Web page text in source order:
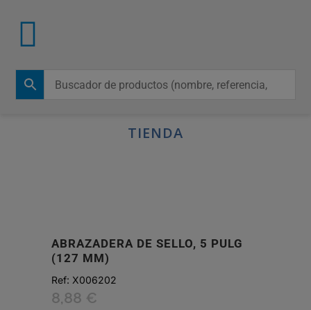
TIENDA
ABRAZADERA DE SELLO, 5 PULG
(127 MM)
Ref: X006202
8,88 €